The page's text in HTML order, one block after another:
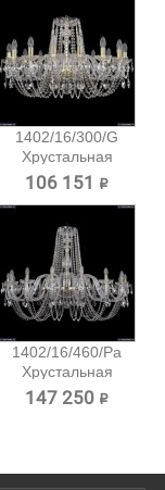
1402/16/300/G
Хрустальная
подвесная...
106 151 ₽
1402/16/460/Pa
Хрустальная
подвесная...
147 250 ₽